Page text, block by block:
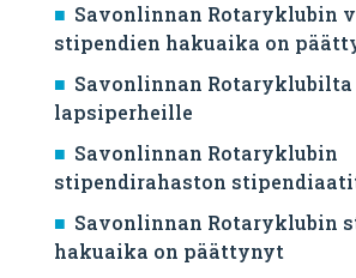
Savonlinnan Rotaryklubin
stipendien hakuaika on
Savonlinnan Rotaryklubilta
lapsiperheille
Savonlinnan Rotaryklubin
stipendirahaston
Savonlinnan Rotaryklubin
hakuaika on päättynyt